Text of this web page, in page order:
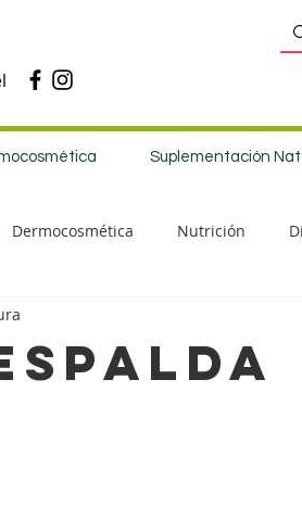
Suplementación
Dermocosmética Nutrición